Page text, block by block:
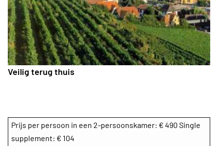
Veilig terug thuis
Prijs per persoon in een 2-persoonskamer: € 490 Single
supplement: € 104